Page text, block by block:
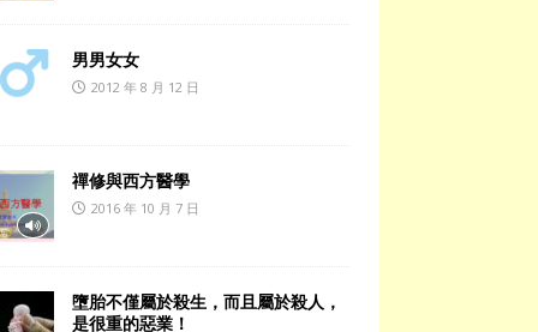
男男女女
2012 年 8 月 12 日
禪修與西方醫學
2016 年 10 月 7 日
墮胎不僅屬於殺生，而且屬於殺人，
是很重的惡業！